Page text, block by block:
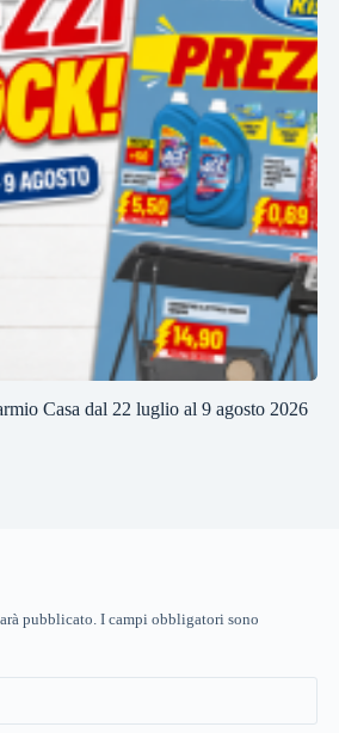
Casa dal 22 luglio al 9 agosto 2026
pubblicato. I campi obbligatori sono